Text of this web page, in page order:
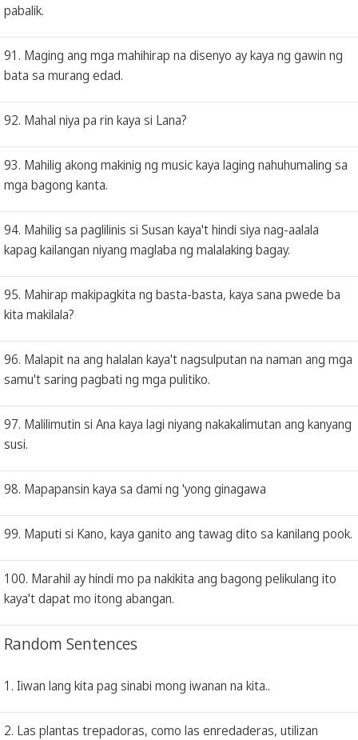
pabalik.
91. Maging ang mga mahihirap na disenyo ay kaya ng gawin ng
bata sa murang edad.
92. Mahal niya pa rin kaya si Lana?
93. Mahilig akong makinig ng music kaya laging nahuhumaling sa
mga bagong kanta.
94. Mahilig sa paglilinis si Susan kaya't hindi siya nag-aalala
kapag kailangan niyang maglaba ng malalaking bagay.
95. Mahirap makipagkita ng basta-basta, kaya sana pwede ba
kita makilala?
96. Malapit na ang halalan kaya't nagsulputan na naman ang mga
samu't saring pagbati ng mga pulitiko.
97. Malilimutin si Ana kaya lagi niyang nakakalimutan ang kanyang
susi.
98. Mapapansin kaya sa dami ng 'yong ginagawa
99. Maputi si Kano, kaya ganito ang tawag dito sa kanilang pook.
100. Marahil ay hindi mo pa nakikita ang bagong pelikulang ito
kaya't dapat mo itong abangan.
Random Sentences
1. Iiwan lang kita pag sinabi mong iwanan na kita..
2. Las plantas trepadoras, como las enredaderas, utilizan